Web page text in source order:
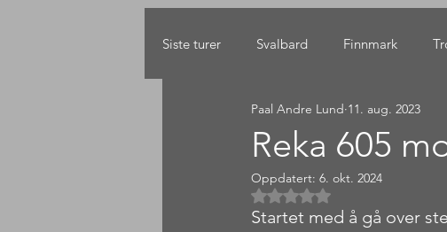
Siste turer Svalbard Finnmark
Sørlandet Østlandet
Reka 605
Paal Andre Lund 11. aug. 2023
Oppdatert: 6. okt. 2024
Gitt NaN av 5
Startet med å gå over